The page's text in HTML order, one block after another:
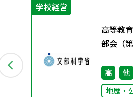
学校経営
高等教
部会（
高 他
地歴・